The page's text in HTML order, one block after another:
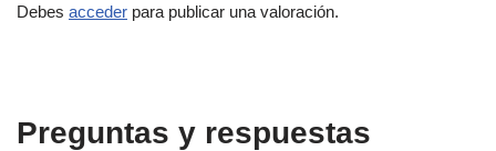
Debes acceder para publicar una valoración.
Preguntas y respuestas